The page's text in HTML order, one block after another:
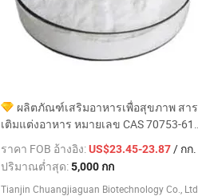
ผลิตภัณฑ์เสริมอาหารเพื่อสุขภาพ สาร
เติมแต่งอาหาร หมายเลข CAS 70753-61-
6 99% กรดแอล-ทรีโอนิก เกลือแคลเซียม
แคลเซียมแอล-ทรีโอนเนต ผงแคลเซียมทรี
โอนเนต เพื่อพัฒนาความจำ
ราคา FOB อ้างอิง:US$23.45-23.87/ กก.
ปริมาณต่ำสุด:5,000 กก
Tianjin Chuangjiaguan Biotechnology Co., Ltd.